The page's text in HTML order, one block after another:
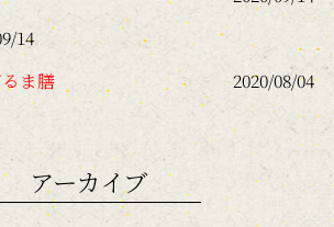
14
ま膳
2020/08/04
アーカイブ